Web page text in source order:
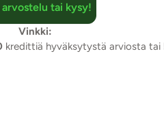
tai kysy!
Vinkki:
kredittiä hyväksytystä arviosta tai